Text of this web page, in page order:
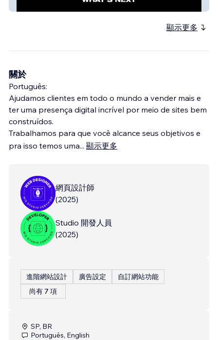
顯示更多
關於
Português:
Ajudamos clientes em todo o mundo a vender mais e
ter uma presença digital incrível por meio de sites bem
construídos.
Trabalhamos para que você alcance seus objetivos e
pra isso temos uma... 顯示更多
網頁設計師
(2025)
Studio 開發人員
(2025)
進階網站設計 廣告設定
自訂網站功能
尚有 7 項
SP, BR
Português, English